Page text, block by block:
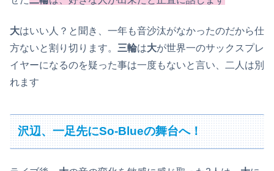
大はいい人？と聞き、一年も音沙汰がなかったのだから仕
方ないと割り切ります。 三輪は大が世界一のサックスプレ
イヤーになるのを疑った事は一度もないと言い、二人は別
れます
沢辺、一足先にSo-Blueの舞台へ！